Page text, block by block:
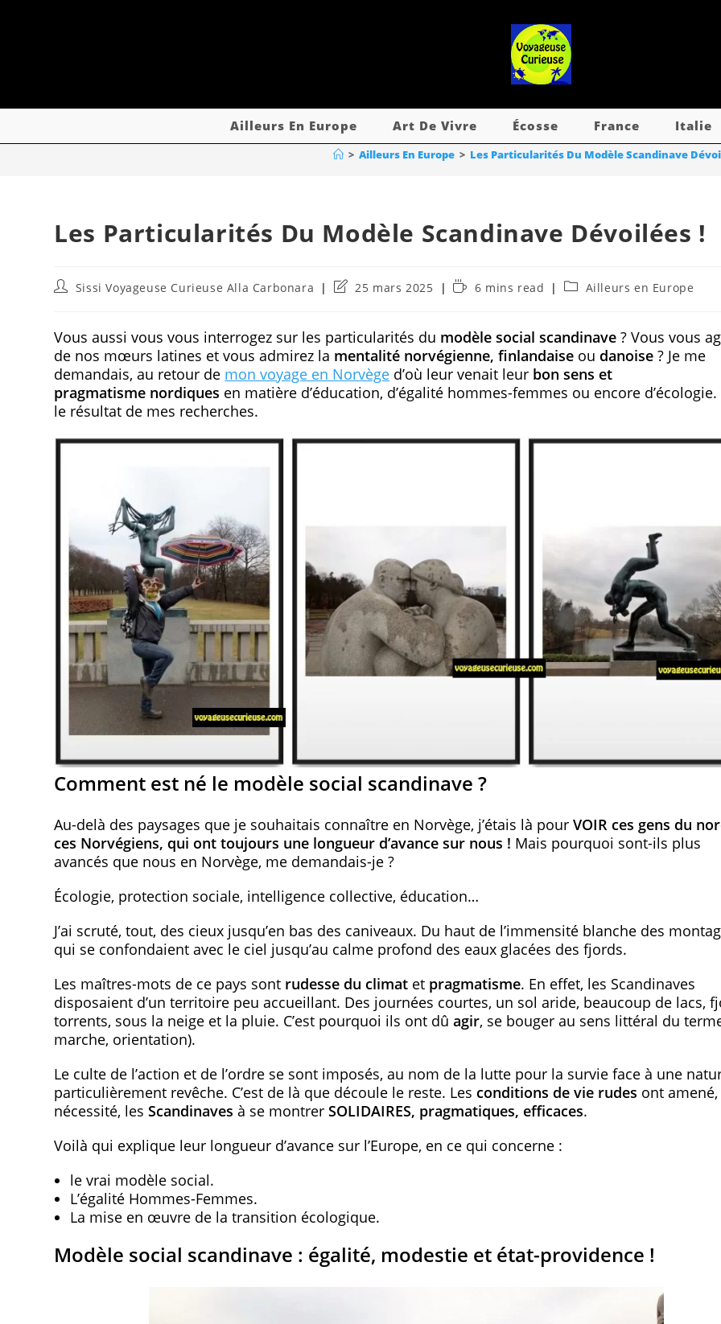
Ailleurs En Europe Art De Vivre Écosse France Italie
> Ailleurs En Europe > Les Particularités Du Modèle Scandinave
Les Particularités Du Modèle Scandinave Dévoilées !
Sissi Voyageuse Curieuse Alla Carbonara 25 mars 2025 6 mins read Ailleurs en Europe
Vous aussi vous vous interrogez sur les particularités du modèle social scandinave? Vous vous
de nos mœurs latines et vous admirez la mentalité norvégienne, finlandaise ou danoise? Je me
demandais, au retour de mon voyage en Norvège d’où leur venait leur bon sens et
pragmatisme nordiques en matière d’éducation, d’égalité hommes-femmes ou encore
le résultat de mes recherches.
Comment est né le modèle social scandinave ?
Au-delà des paysages que je souhaitais connaître en Norvège, j’étais là pourVOIR ces gens du
ces Norvégiens, qui ont toujours une longueur d’avance sur nous ! Mais pourquoi sont-ils plus
avancés que nous en Norvège, me demandais-je ?
Écologie, protection sociale, intelligence collective, éducation…
J’ai scruté, tout, des cieux jusqu’en bas des caniveaux. Du haut de l’immensité blanche des
qui se confondaient avec le ciel jusqu’au calme profond des eaux glacées des fjords.
Les maîtres-mots de ce pays sont rudesse du climat et pragmatisme. En effet, les Scandinaves
disposaient d’un territoire peu accueillant. Des journées courtes, un sol aride, beaucoup de lacs,
torrents, sous la neige et la pluie. C’est pourquoi ils ont dûagir, se bouger au sens littéral du
marche, orientation).
Le culte de l’action et de l’ordre se sont imposés, au nom de la lutte pour la survie face à une
particulièrement revêche. C’est de là que découle le reste. Les conditions de vie rudes ont
nécessité, lesScandinavesà se montrer SOLIDAIRES, pragmatiques, efficaces.
Voilà qui explique leur longueur d’avance sur l’Europe, en ce qui concerne :
le vrai modèle social.
L’égalité Hommes-Femmes.
La mise en œuvre de la transition écologique.
Modèle social scandinave : égalité, modestie et état-providence !